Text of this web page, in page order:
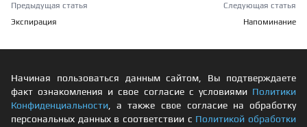
Предыдущая статья
Экспирация
Следующая статья
Напоминание
Начиная пользоваться данным сайтом, Вы подтверждаете
факт ознакомления и свое согласие с условиями Политики
Конфиденциальности , а также свое согласие на обработку
персональных данных в соответствии с Политикой обработки